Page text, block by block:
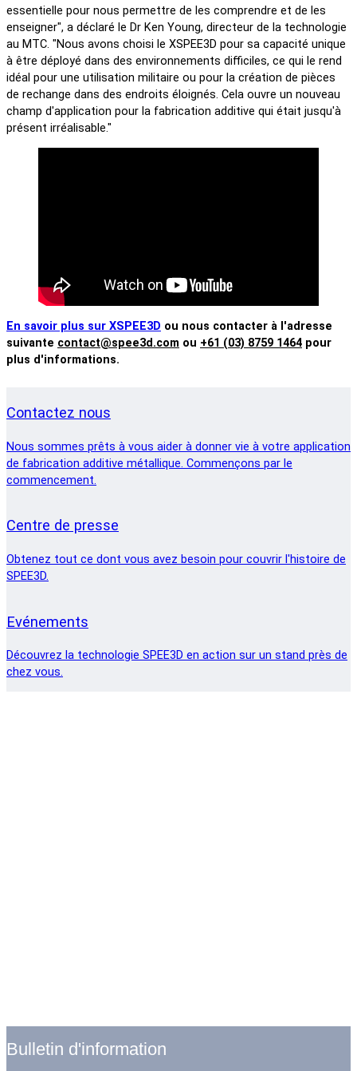
essentielle pour nous permettre de les comprendre et de les
enseigner", a déclaré le Dr Ken Young, directeur de la technologie
au MTC. "Nous avons choisi le XSPEE3D pour sa capacité unique
à être déployé dans des environnements difficiles, ce qui le rend
idéal pour une utilisation militaire ou pour la création de pièces
de rechange dans des endroits éloignés. Cela ouvre un nouveau
champ d'application pour la fabrication additive qui était jusqu'à
présent irréalisable."
En savoir plus sur XSPEE3D ou nous contacter à l'adresse
suivante contact@spee3d.com ou +61 (03) 8759 1464 pour
plus d'informations.
Contactez nous
Nous sommes prêts à vous aider à donner vie à votre application
de fabrication additive métallique. Commençons par le
commencement.
Centre de presse
Obtenez tout ce dont vous avez besoin pour couvrir l'histoire de
SPEE3D.
Evénements
Découvrez la technologie SPEE3D en action sur un stand près de
chez vous.
Bulletin d'information